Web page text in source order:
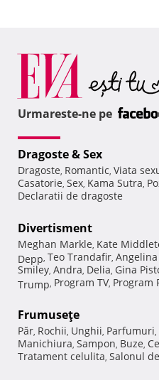
Urmareste-ne pe
Dragoste & Sex
Dragoste, Romantic, Viata
Casatorie, Sex, Kama Sutra,
Declaratii de dragoste
Divertisment
Meghan Markle, Kate
Depp, Teo Trandafir, Angelina
Smiley, Andra, Delia, Gina
Trump, Program TV, Program
Frumuseţe
Păr, Rochii, Unghii, Parfumuri,
Manichiura, Sampon, Buze,
Tratament celulita, Salonul